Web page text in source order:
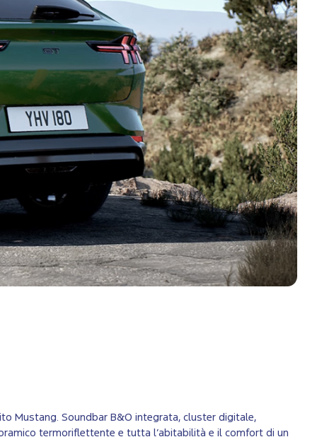
Mustang. Soundbar B&O integrata, cluster digitale,
termoriflettente e tutta l’abitabilità e il comfort di un